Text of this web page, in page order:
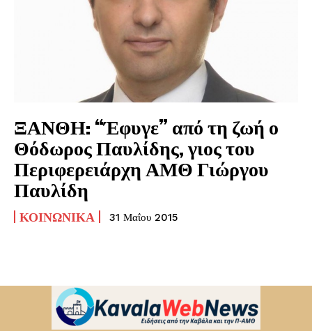
ΞΑΝΘΗ: “Έφυγε” από τη ζωή ο
Θόδωρος Παυλίδης, γιος του
Περιφερειάρχη ΑΜΘ Γιώργου
Παυλίδη
ΚΟΙΝΩΝΙΚΆ 31 Μαΐου 2015